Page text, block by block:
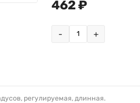
462 ₽
- +
регулируемая, длинная.